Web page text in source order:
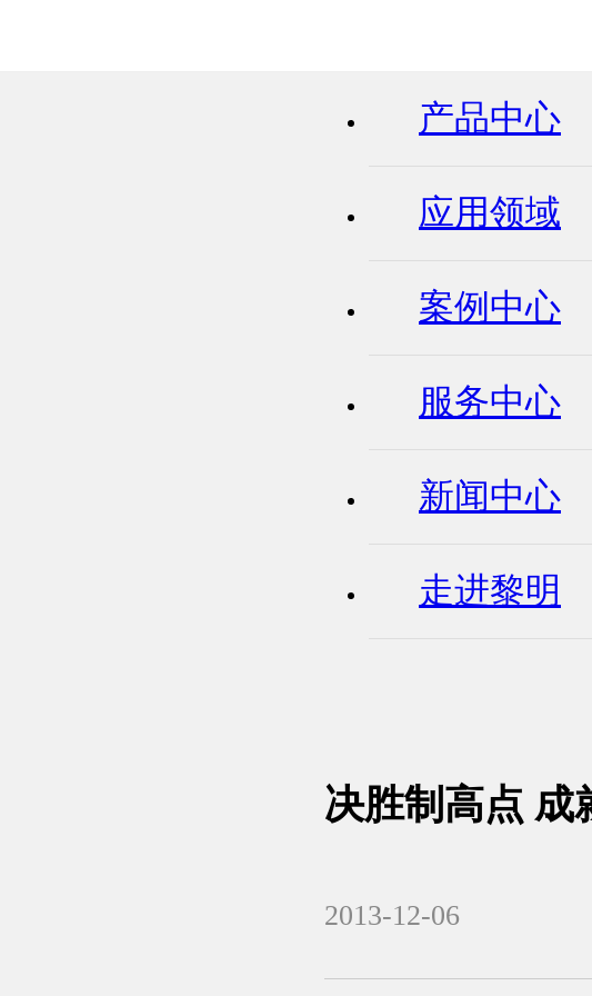
产品中心
应用领域
案例中心
服务中心
新闻中心
走进黎明
决胜制高点 成
2013-12-06